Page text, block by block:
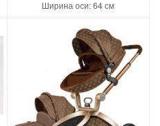
Ширина оси: 64 см